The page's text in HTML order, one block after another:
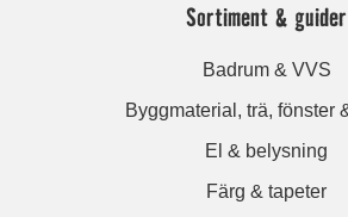
Sortiment & guider
Badrum & VVS
Byggmaterial, trä, fönster
El & belysning
Färg & tapeter